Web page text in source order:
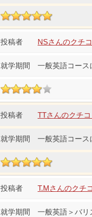
NSさんのクチ
一般英語コース
TTさんのクチ
一般英語コース
T.Mさんのクチ
一般英語＞バ